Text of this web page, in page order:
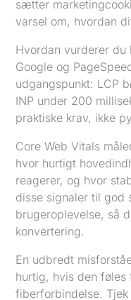
sætter
varsel om, hvordan
Hvordan vurderer du
Google og
udgangspunkt: LCP
INP under 200
praktiske krav, ikke
Core Web Vitals
hvor hurtigt
reagerer, og hvor
disse signaler til god
brugeroplevelse, så
konvertering.
En udbredt
hurtig, hvis den føles
fiberforbindelse.